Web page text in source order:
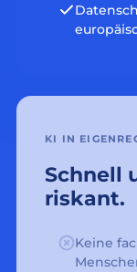
KI IN
Schnell
riskant.
Keine